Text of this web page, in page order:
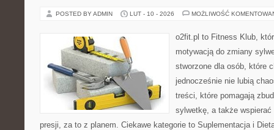
POSTED BY ADMIN LUT - 10 - 2026 MOŻLIWOŚĆ
o2fit.pl to Fitness Klub,
motywacją do zmiany
stworzone dla osób, które
jednocześnie nie lubią
treści, które pomagają
sylwetkę, a także
presji, za to z planem. Ciekawe kategorie to Suplementacja i